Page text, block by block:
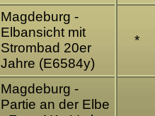
Magdeburg -
Elbansicht mit
Strombad 20er
Jahre (E6584y)
*
Magdeburg -
Partie an der Elbe